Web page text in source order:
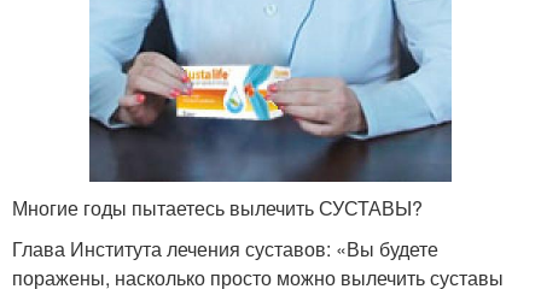
Многие годы пытаетесь вылечить СУСТАВЫ?
Глава Института лечения суставов: «Вы будете
поражены, насколько просто можно вылечить суставы